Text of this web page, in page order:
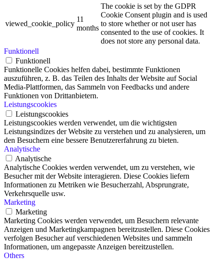
viewed_cookie_policy
11
months
The cookie is set by the GDPR
Cookie Consent plugin and is used
to store whether or not user has
consented to the use of cookies. It
does not store any personal data.
Funktionell
Funktionell
Funktionelle Cookies helfen dabei, bestimmte Funktionen
auszuführen, z. B. das Teilen des Inhalts der Website auf Social
Media-Plattformen, das Sammeln von Feedbacks und andere
Funktionen von Drittanbietern.
Leistungscookies
Leistungscookies
Leistungscookies werden verwendet, um die wichtigsten
Leistungsindizes der Website zu verstehen und zu analysieren, um
den Besuchern eine bessere Benutzererfahrung zu bieten.
Analytische
Analytische
Analytische Cookies werden verwendet, um zu verstehen, wie
Besucher mit der Website interagieren. Diese Cookies liefern
Informationen zu Metriken wie Besucherzahl, Absprungrate,
Verkehrsquelle usw.
Marketing
Marketing
Marketing Cookies werden verwendet, um Besuchern relevante
Anzeigen und Marketingkampagnen bereitzustellen. Diese Cookies
verfolgen Besucher auf verschiedenen Websites und sammeln
Informationen, um angepasste Anzeigen bereitzustellen.
Others